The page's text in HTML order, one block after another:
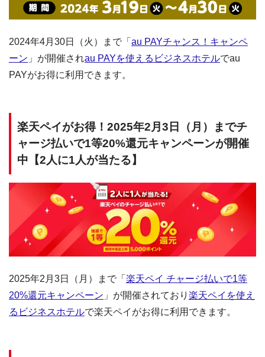
2024年4月30日（火）まで「 au PAYチャンス！キャンペ
ーン 」が開催されau PAYを使えるビジネスホテルでau
PAYがお得に利用できます。
楽天ペイがお得！2025年2月3日（月）までチ
ャージ払いで1等20%還元キャンペーンが開催
中【2人に1人が当たる】
2025年2月3日（月）まで「 楽天ペイ チャージ払いで1等
20%還元キャンペーン 」が開催されており 楽天ペイを使え
るビジネスホテルで楽天ペイがお得に利用できます。